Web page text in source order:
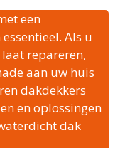
een
Als u
repareren,
aan uw huis
dakdekkers
en oplossingen
dak